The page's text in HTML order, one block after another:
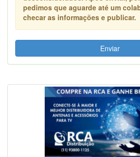
pedimos que aguarde até um
checar as informações e publicar.
Enviar